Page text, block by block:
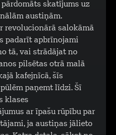
skatījums uz
austiņām.
revolucionārā salokāmā
padarīt apbrīnojami
tā, vai strādājat no
pilsētas otrā malā
kafejnīcā, šīs
paņemt līdzi. Šī
klases
ar īpašu rūpību par
ja austiņas jālieto